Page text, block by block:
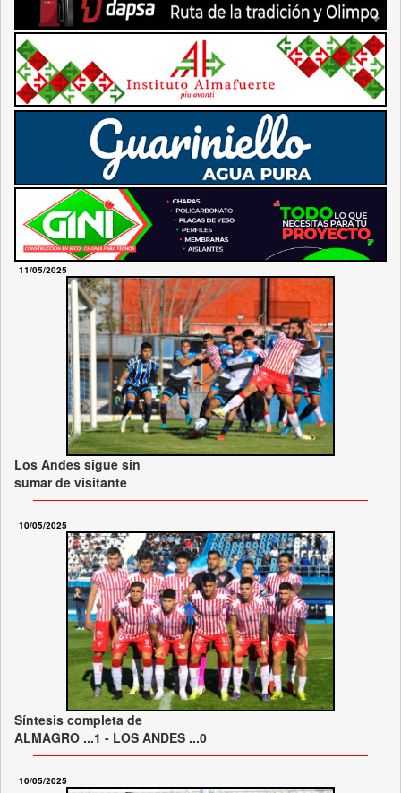
11/05/2025
Los Andes sigue sin
sumar de visitante
10/05/2025
Síntesis completa de
ALMAGRO ...1 - LOS ANDES ...0
10/05/2025